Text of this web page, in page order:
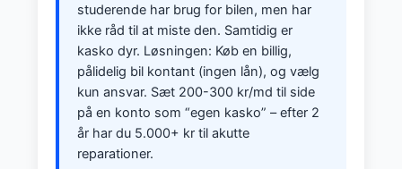
studerende har brug for bilen, men har
ikke råd til at miste den. Samtidig er
kasko dyr. Løsningen: Køb en billig,
pålidelig bil kontant (ingen lån), og vælg
kun ansvar. Sæt 200-300 kr/md til side
på en konto som “egen kasko” – efter 2
år har du 5.000+ kr til akutte
reparationer.